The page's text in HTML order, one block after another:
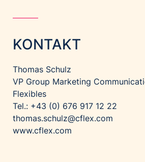
KONTAKT
Thomas Schulz
VP Group Marketing
Flexibles
Tel.: +43 (0) 676 917 12 22
thomas.schulz@cflex.com
www.cflex.com